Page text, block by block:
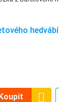
hedvábí